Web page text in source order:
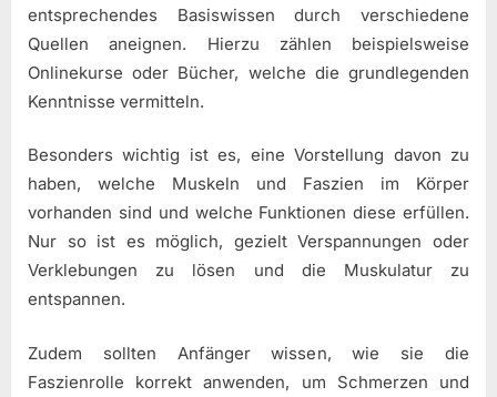
entsprechendes Basiswissen durch verschiedene
Quellen aneignen. Hierzu zählen beispielsweise
Onlinekurse oder Bücher, welche die grundlegenden
Kenntnisse vermitteln.
Besonders wichtig ist es, eine Vorstellung davon zu
haben, welche Muskeln und Faszien im Körper
vorhanden sind und welche Funktionen diese erfüllen.
Nur so ist es möglich, gezielt Verspannungen oder
Verklebungen zu lösen und die Muskulatur zu
entspannen.
Zudem sollten Anfänger wissen, wie sie die
Faszienrolle korrekt anwenden, um Schmerzen und